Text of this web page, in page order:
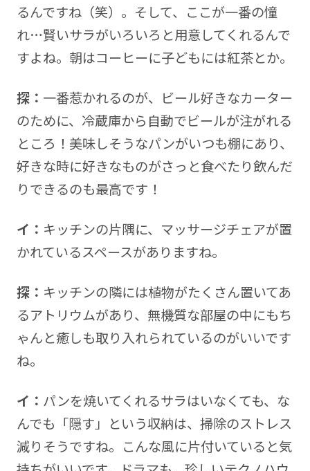
るんですね（笑）。そして、ここが一番の憧
れ…賢いサラがいろいろと用意してくれるんで
すよね。朝はコーヒーに子どもには紅茶とか。
探： 一番惹かれるのが、ビール好きなカーター
のために、冷蔵庫から自動でビールが注がれる
ところ！美味しそうなパンがいつも棚にあり、
好きな時に好きなものがさっと食べたり飲んだ
りできるのも最高です！
イ： キッチンの片隅に、マッサージチェアが置
かれているスペースがありますね。
探： キッチンの隣には植物がたくさん置いてあ
るアトリウムがあり、無機質な部屋の中にもち
ゃんと癒しも取り入れられているのがいいです
ね。
イ： パンを焼いてくれるサラはいなくても、な
んでも「隠す」という収納は、掃除のストレス
減りそうですね。こんな風に片付いていると気